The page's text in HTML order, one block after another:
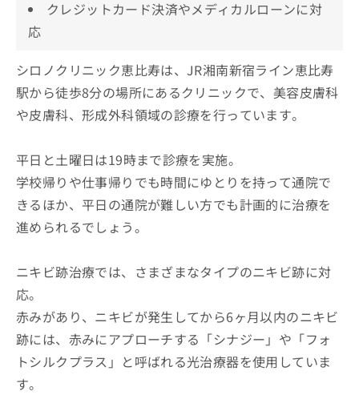
クレジットカード決済やメディカルローンに対
応
シロノクリニック恵比寿は、JR湘南新宿ライン恵比寿
駅から徒歩8分の場所にあるクリニックで、美容皮膚科
や皮膚科、形成外科領域の診療を行っています。
平日と土曜日は19時まで診療を実施。
学校帰りや仕事帰りでも時間にゆとりを持って通院で
きるほか、平日の通院が難しい方でも計画的に治療を
進められるでしょう。
ニキビ跡治療では、さまざまなタイプのニキビ跡に対
応。
赤みがあり、ニキビが発生してから6ヶ月以内のニキビ
跡には、赤みにアプローチする「シナジー」や「フォ
トシルクプラス」と呼ばれる光治療器を使用していま
す。